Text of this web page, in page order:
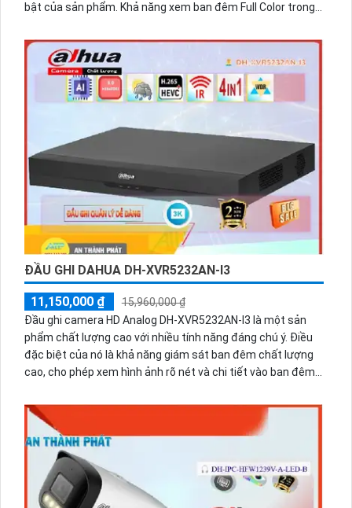
bật của sản phẩm. Khả năng xem ban đêm Full Color trong
Thiết bị được trang bị công nghệ IP Wifi tiên tiến, không
giảm chất lượng hình ảnh, đồng thời có khả năng Thu Âm
và Loa rõ ràng, giúp theo dõi và giao tiếp dễ dàng. Việc lắp
đặt camera này tại gia đình hay căn hộ giúp bạn an tâm hơn
Nắm bắt mọi diễn biến, camera IP Wifi CS-H8c-R200-
1J4WKFL thực sự là sự lựa chọn ưu việt và tiết kiệm.
ĐẦU GHI DAHUA DH-XVR5232AN-I3
11,150,000 ₫
15,960,000 ₫
Đầu ghi camera HD Analog DH-XVR5232AN-I3 là một sản
phẩm chất lượng cao với nhiều tính năng đáng chú ý. Điều
đặc biệt của nó là khả năng giám sát ban đêm chất lượng
cao, cho phép xem hình ảnh rõ nét và chi tiết vào ban đêm.
liệu. Đầu ghi này cung cấp hình ảnh trung thực với độ phân
giải 5.0 megapixel Ultra 4k lite, giúp tiết kiệm băng thông và
chi phí. Được thiết kế với công nghệ AHD, CVI, TVI, BCS, hệ
thống này đảm bảo sự ổn định và khả năng làm việc tương
thích với nhiều loại camera khác nhau. Với đầu ghi 32 kênh,
người dùng có thể giám sát nhiều vị trí khác nhau từ một